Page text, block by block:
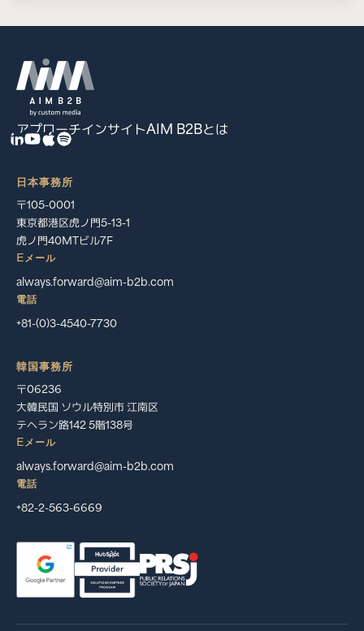
アプローチインサイトAIM B2Bとは
日本事務所
〒105-0001
東京都港区虎ノ門5-13-1
虎ノ門40MTビル7F
Eメール
always.forward@aim-b2b.com
電話
+81-(0)3-4540-7730
韓国事務所
〒06236
大韓民国 ソウル特別市 江南区
テヘラン路142 5階138号
Eメール
always.forward@aim-b2b.com
電話
+82-2-563-6669